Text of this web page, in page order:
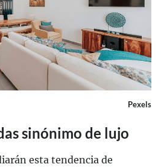
Pexels
sinónimo de lujo
esta tendencia de